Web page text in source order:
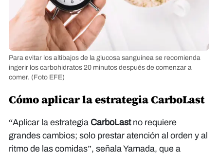
Para evitar los altibajos de la glucosa sanguínea se recomienda
ingerir los carbohidratos 20 minutos después de comenzar a
comer. (Foto EFE)
Cómo aplicar la estrategia CarboLast
“Aplicar la estrategia CarboLast no requiere
grandes cambios; solo prestar atención al orden y al
ritmo de las comidas”, señala Yamada, que a